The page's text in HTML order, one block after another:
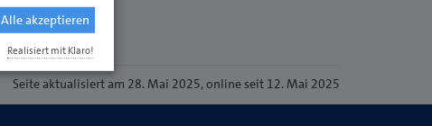
Seiteaktualisiert am 28. Mai 2025, online seit 12. Mai 2025
Alle akzeptieren
Realisiert mit Klaro!